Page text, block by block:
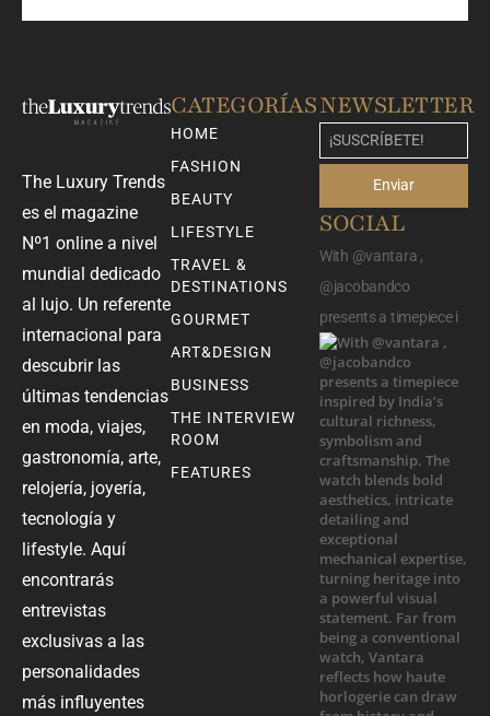
The Luxury Trends
es el magazine
Nº1 online a nivel
mundial dedicado
al lujo. Un referente
internacional para
descubrir las
últimas tendencias
en moda, viajes,
gastronomía, arte,
relojería, joyería,
tecnología y
lifestyle. Aquí
encontrarás
entrevistas
exclusivas a las
personalidades
más influyentes
CATEGORÍAS
HOME
FASHION
BEAUTY
LIFESTYLE
TRAVEL &
DESTINATIONS
GOURMET
ART&DESIGN
BUSINESS
THE INTERVIEW
ROOM
FEATURES
NEWSLETTER
Enviar
SOCIAL
With @vantara ,
@jacobandco
presents a timepiece i